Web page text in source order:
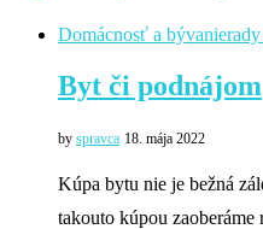
Domácnosť a bývanie
Byt či podnájom
by spravca 18. mája 2022
Kúpa bytu nie je bežná
takouto kúpou